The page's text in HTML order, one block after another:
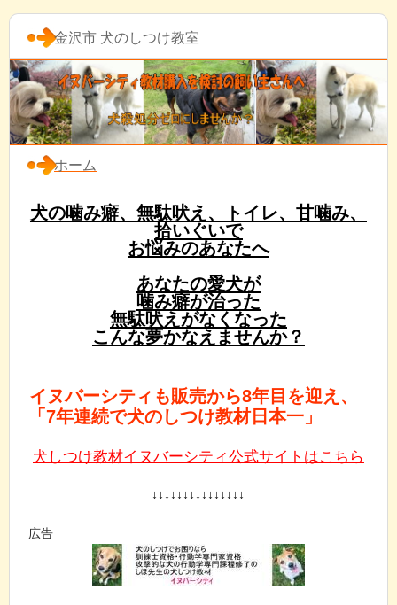
金沢市 犬のしつけ教室
ホーム
犬の噛み癖、無駄吠え、トイレ、甘噛み、
拾いぐいで
お悩みのあなたへ
あなたの愛犬が
噛み癖が治った
無駄吠えがなくなった
こんな夢かなえませんか？
イヌバーシティも販売から8年目を迎え、
「7年連続で犬のしつけ教材日本一」
犬しつけ教材イヌバーシティ公式サイトはこちら
↓↓↓↓↓↓↓↓↓↓↓↓↓↓↓
広告